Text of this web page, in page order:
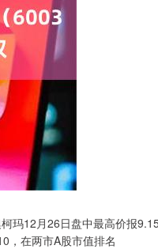
玛12月26日盘中最高价报
，在两市A股市值排名